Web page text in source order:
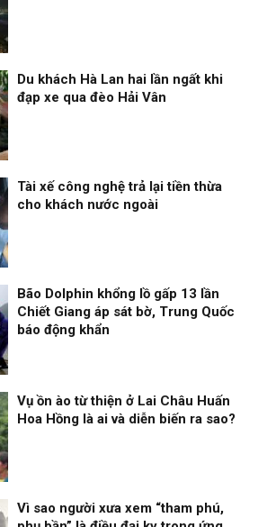
Du khách Hà Lan hai lần ngất khi
đạp xe qua đèo Hải Vân
Tài xế công nghệ trả lại tiền thừa
cho khách nước ngoài
Bão Dolphin khổng lồ gấp 13 lần
Chiết Giang áp sát bờ, Trung Quốc
báo động khẩn
Vụ ồn ào từ thiện ở Lai Châu Huấn
Hoa Hồng là ai và diễn biến ra sao?
Vì sao người xưa xem “tham phú,